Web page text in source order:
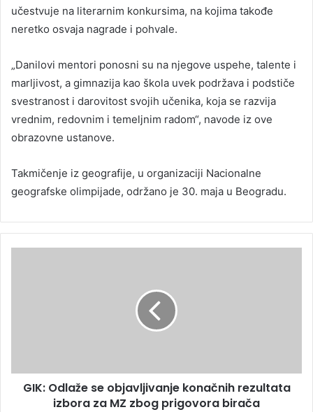
učestvuje na literarnim konkursima, na kojima takođe
neretko osvaja nagrade i pohvale.
„Danilovi mentori ponosni su na njegove uspehe, talente i
marljivost, a gimnazija kao škola uvek podržava i podstiče
svestranost i darovitost svojih učenika, koja se razvija
vrednim, redovnim i temeljnim radom“, navode iz ove
obrazovne ustanove.
Takmičenje iz geografije, u organizaciji Nacionalne
geografske olimpijade, održano je 30. maja u Beogradu.
GIK: Odlaže se objavljivanje konačnih rezultata
izbora za MZ zbog prigovora birača